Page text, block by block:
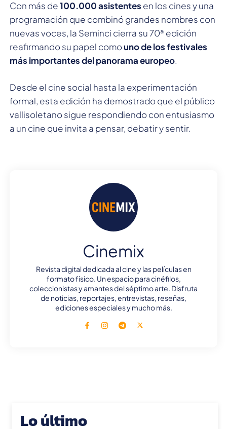
Con más de100.000 asistentes en los cines y una
programación que combinó grandes nombres con
nuevas voces, la Seminci cierra su 70ª edición
reafirmando su papel comouno de los festivales
más importantes del panorama europeo.
Desde el cine social hasta la experimentación
formal, esta edición ha demostrado que el público
vallisoletano sigue respondiendo con entusiasmo
a un cine que invita a pensar, debatir y sentir.
Cinemix
Revista digital dedicada al cine y las películas en
formato físico. Un espacio para cinéfilos,
coleccionistas y amantes del séptimo arte. Disfruta
de noticias, reportajes, entrevistas, reseñas,
ediciones especiales y mucho más.
Lo último